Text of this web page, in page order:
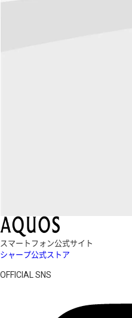
スマートフォン公式サイト
シャープ公式ストア
OFFICIAL SNS